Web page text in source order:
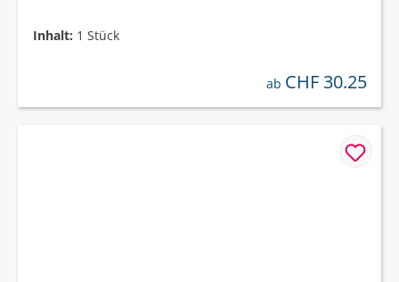
Inhalt: 1 Stück
regulärer preis:
ab CHF 30.25